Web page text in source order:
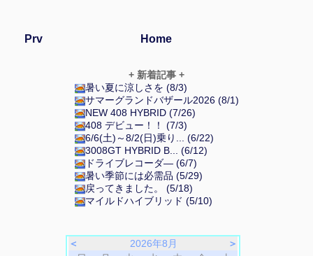
+ 新着記事 +
暑い夏に涼しさを (8/3)
サマーグランドバザール2026 (8/1)
NEW 408 HYBRID (7/26)
408 デビュー！！ (7/3)
6/6(土)～8/2(日)乗り... (6/22)
3008GT HYBRID B... (6/12)
ドライブレコーダ― (6/7)
暑い季節には必需品 (5/29)
戻ってきました。 (5/18)
マイルドハイブリッド (5/10)
＜ 2026年8月
＞
Prv Home